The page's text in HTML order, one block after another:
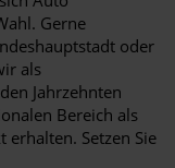
Gerne
oder
als
Jahrzehnten
Bereich als
erhalten. Setzen Sie